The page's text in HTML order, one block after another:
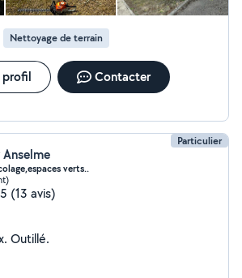
Nettoyage de terrain
profil Contacter
Particulier
verts..
(13 avis)
Outillé.